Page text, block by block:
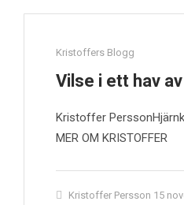
Kristoffers Blogg
Vilse i ett hav
Kristoffer
MER OM KRISTOFFER
Kristoffer Persson 15